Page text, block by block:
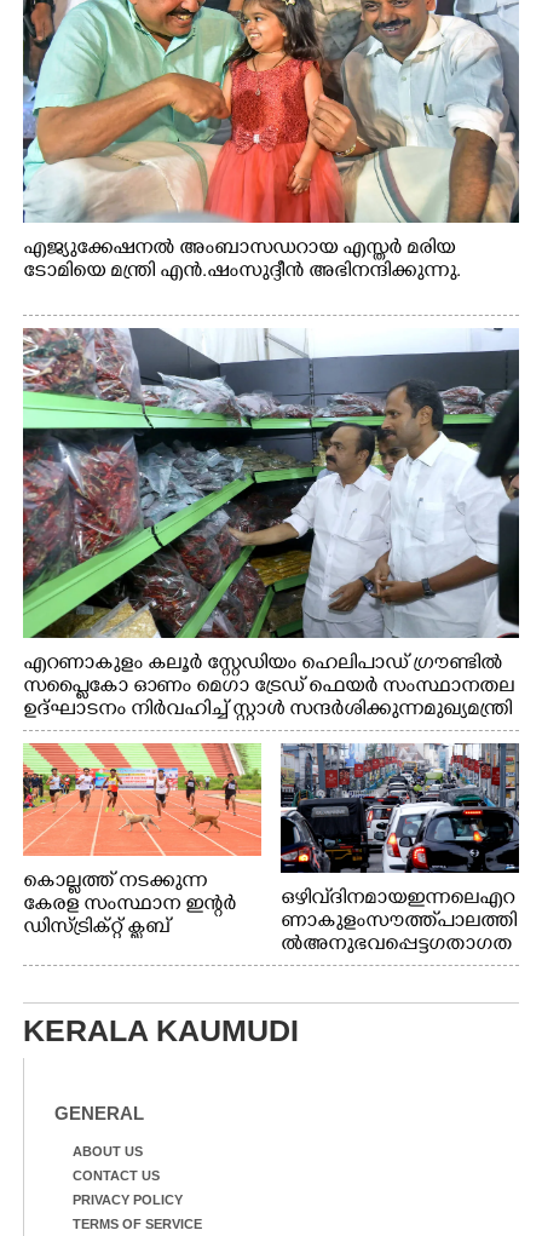
എജ്യുക്കേഷനൽ അംബാസഡറായ എസ്തർ മരിയ
ടോമിയെ മന്ത്രി എൻ.ഷംസുദ്ദീൻ അഭിനന്ദിക്കുന്നു.
എറണാകുളം കലൂർ സ്റ്റേഡിയം ഹെലിപാഡ് ഗ്രൗണ്ടിൽ
സപ്ളൈകോ ഓണം മെഗാ ട്രേഡ് ഫെയർ സംസ്ഥാനതല
ഉദ്ഘാടനം നിർവഹിച്ച് സ്റ്റാൾ സന്ദർശിക്കുന്ന മുഖ്യമന്ത്രി
വി.ഡി. സതീശൻ. മന്ത്രി അനൂപ് ജേക്കബ് സമീപം
കൊല്ലത്ത് നടക്കുന്ന
കേരള സംസ്ഥാന ഇന്റർ
ഡിസ്ട്രിക്റ്റ് ക്ലബ്
20 ആൺകുട്ടികളുടെ 200
മീറ്റർ ഓട്ടം ഫൈനൽ
മത്സരത്തിനിടെ സിന്തറ്റിക്
ഒഴിവ് ദിനമായ ഇന്നലെ എറ
ണാകുളം സൗത്ത് പാലത്തി
ൽ അനുഭവപ്പെട്ട ഗതാഗത
ക്കുരുക്ക്
KERALA KAUMUDI
GENERAL
ABOUT US
CONTACT US
PRIVACY POLICY
TERMS OF SERVICE